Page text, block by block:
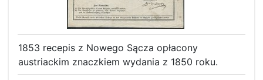
1853 recepis z Nowego Sącza opłacony
austriackim znaczkiem wydania z 1850 roku.